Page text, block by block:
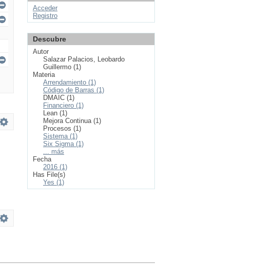
Acceder
Registro
Descubre
Autor
Salazar Palacios, Leobardo
Guillermo (1)
Materia
Arrendamiento (1)
Código de Barras (1)
DMAIC (1)
Financiero (1)
Lean (1)
Mejora Continua (1)
Procesos (1)
Sistema (1)
Six Sigma (1)
... más
Fecha
2016 (1)
Has File(s)
Yes (1)